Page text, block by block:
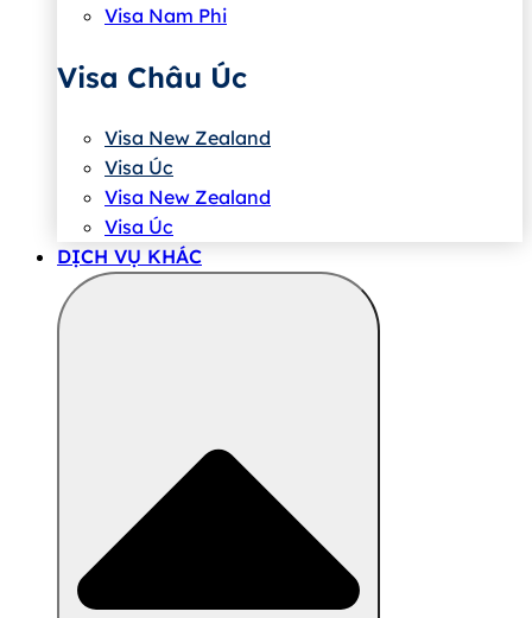
Visa Nam Phi
Visa Châu Úc
Visa New Zealand
Visa Úc
Visa New Zealand
Visa Úc
DỊCH VỤ KHÁC